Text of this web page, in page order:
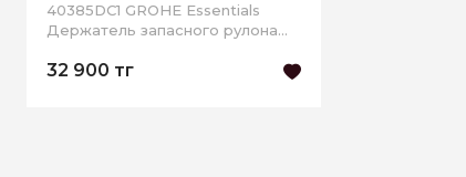
40385DC1 GROHE Essentials
Держатель запасного рулона
32 900 тг